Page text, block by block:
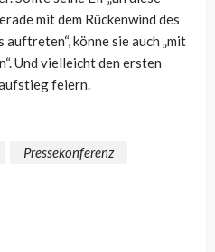
mit dem Rückenwind des
könne sie auch „mit
Und vielleicht den ersten
feiern.
Pressekonferenz